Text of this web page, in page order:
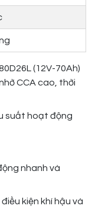
(12V-70Ah)
CCA cao, thời
suất hoạt động
nhanh và
kiện khí hậu và